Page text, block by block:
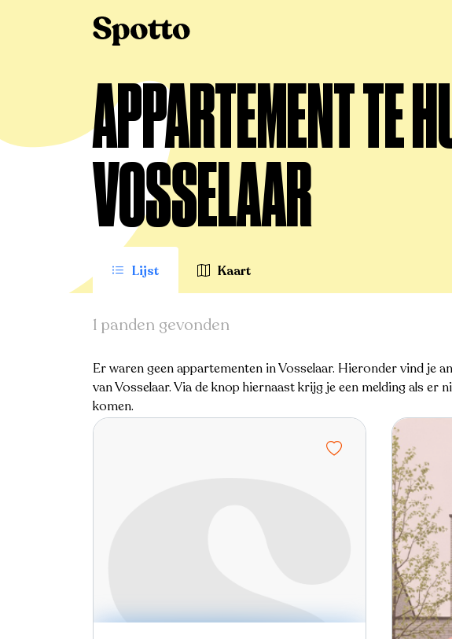
APPARTEMENT TE
VOSSELAAR
Lijst Kaart
1 panden gevonden
Er waren geen appartementen in Vosselaar. Hieronder vind je
van Vosselaar. Via de knop hiernaast krijg je een melding als er
komen.